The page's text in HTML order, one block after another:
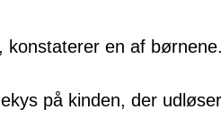
konstaterer en af børnene.
på kinden, der